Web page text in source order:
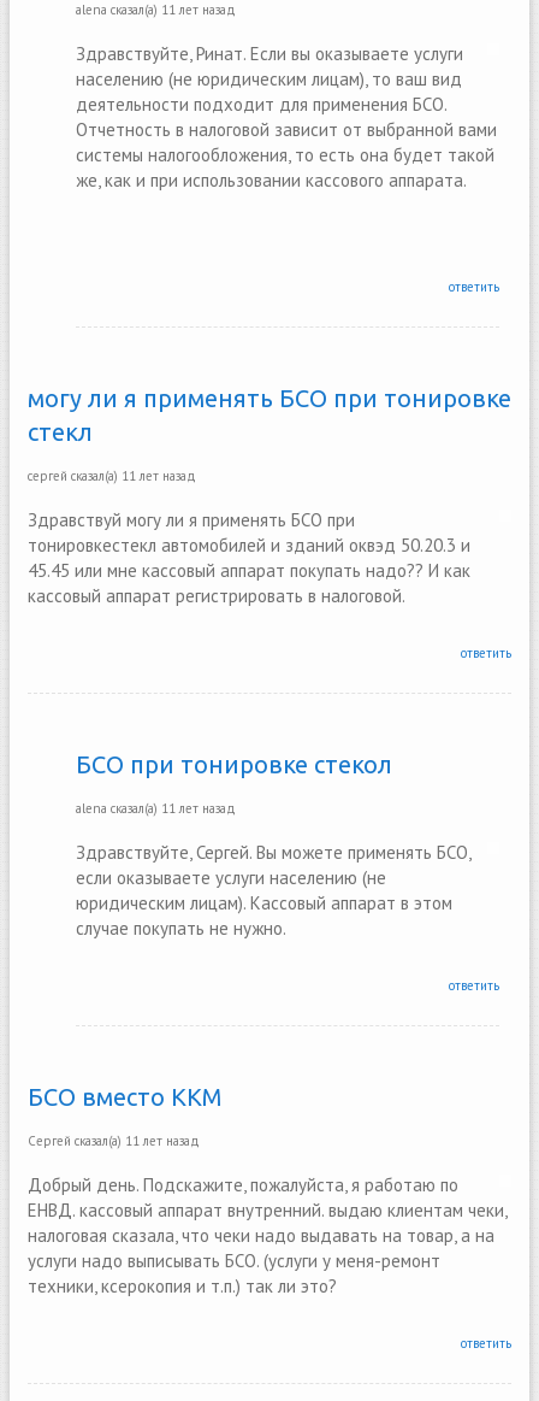
alena сказал(а) 11 лет назад
Здравствуйте, Ринат. Если вы оказываете услуги
населению (не юридическим лицам), то ваш вид
деятельности подходит для применения БСО.
Отчетность в налоговой зависит от выбранной вами
системы налогообложения, то есть она будет такой
же, как и при использовании кассового аппарата.
ответить
могу ли я применять БСО при тонировке
стекл
сергей сказал(а) 11 лет назад
Здравствуй могу ли я применять БСО при
тонировкестекл автомобилей и зданий оквэд 50.20.3 и
45.45 или мне кассовый аппарат покупать надо?? И как
кассовый аппарат регистрировать в налоговой.
ответить
БСО при тонировке стекол
alena сказал(а) 11 лет назад
Здравствуйте, Сергей. Вы можете применять БСО,
если оказываете услуги населению (не
юридическим лицам). Кассовый аппарат в этом
случае покупать не нужно.
ответить
БСО вместо ККМ
Сергей сказал(а) 11 лет назад
Добрый день. Подскажите, пожалуйста, я работаю по
ЕНВД. кассовый аппарат внутренний. выдаю клиентам чеки,
налоговая сказала, что чеки надо выдавать на товар, а на
услуги надо выписывать БСО. (услуги у меня-ремонт
техники, ксерокопия и т.п.) так ли это?
ответить